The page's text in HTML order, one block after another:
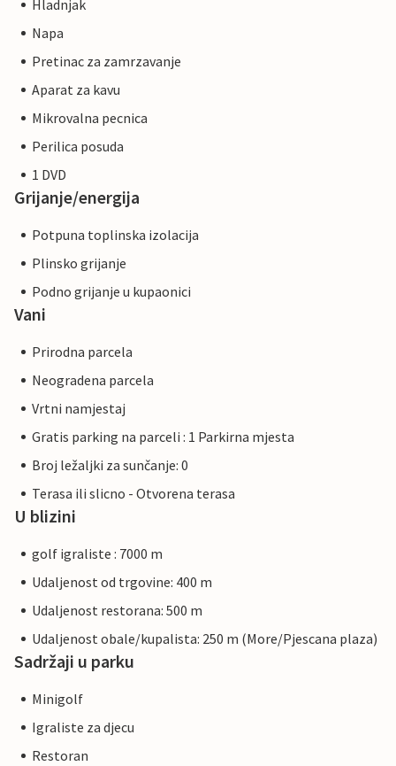
Hladnjak
Napa
Pretinac za zamrzavanje
Aparat za kavu
Mikrovalna pecnica
Perilica posuda
1 DVD
Grijanje/energija
Potpuna toplinska izolacija
Plinsko grijanje
Podno grijanje u kupaonici
Vani
Prirodna parcela
Neogradena parcela
Vrtni namjestaj
Gratis parking na parceli : 1 Parkirna mjesta
Broj ležaljki za sunčanje: 0
Terasa ili slicno - Otvorena terasa
U blizini
golf igraliste : 7000 m
Udaljenost od trgovine: 400 m
Udaljenost restorana: 500 m
Udaljenost obale/kupalista: 250 m (More/Pjescana plaza)
Sadržaji u parku
Minigolf
Igraliste za djecu
Restoran